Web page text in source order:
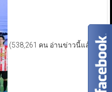
(538,261 คน อ่านข่าวนี้แล้ว)